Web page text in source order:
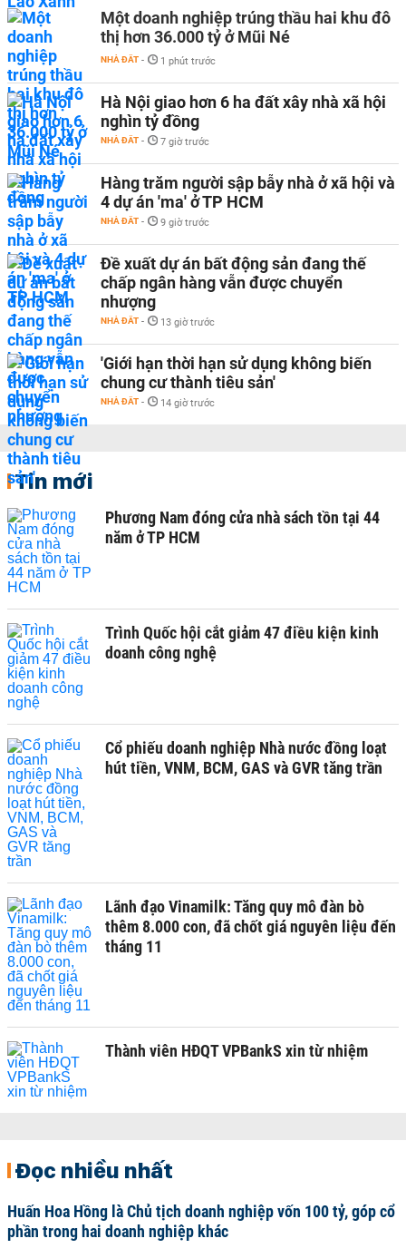
Một doanh nghiệp trúng thầu hai khu đô
thị hơn 36.000 tỷ ở Mũi Né
NHÀ ĐẤT - 1 phút trước
Hà Nội giao hơn 6 ha đất xây nhà xã hội
nghìn tỷ đồng
NHÀ ĐẤT - 7 giờ trước
Hàng trăm người sập bẫy nhà ở xã hội và
4 dự án 'ma' ở TP HCM
NHÀ ĐẤT - 9 giờ trước
Đề xuất dự án bất động sản đang thế
chấp ngân hàng vẫn được chuyển
nhượng
NHÀ ĐẤT - 13 giờ trước
'Giới hạn thời hạn sử dụng không biến
chung cư thành tiêu sản'
NHÀ ĐẤT - 14 giờ trước
Tin mới
Phương Nam đóng cửa nhà sách tồn tại 44
năm ở TP HCM
Trình Quốc hội cắt giảm 47 điều kiện kinh
doanh công nghệ
Cổ phiếu doanh nghiệp Nhà nước đồng loạt
hút tiền, VNM, BCM, GAS và GVR tăng trần
Lãnh đạo Vinamilk: Tăng quy mô đàn bò
thêm 8.000 con, đã chốt giá nguyên liệu đến
tháng 11
Thành viên HĐQT VPBankS xin từ nhiệm
Đọc nhiều nhất
Huấn Hoa Hồng là Chủ tịch doanh nghiệp vốn 100 tỷ, góp cổ
phần trong hai doanh nghiệp khác